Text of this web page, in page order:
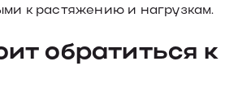
к растяжению и нагрузкам.
обратиться к